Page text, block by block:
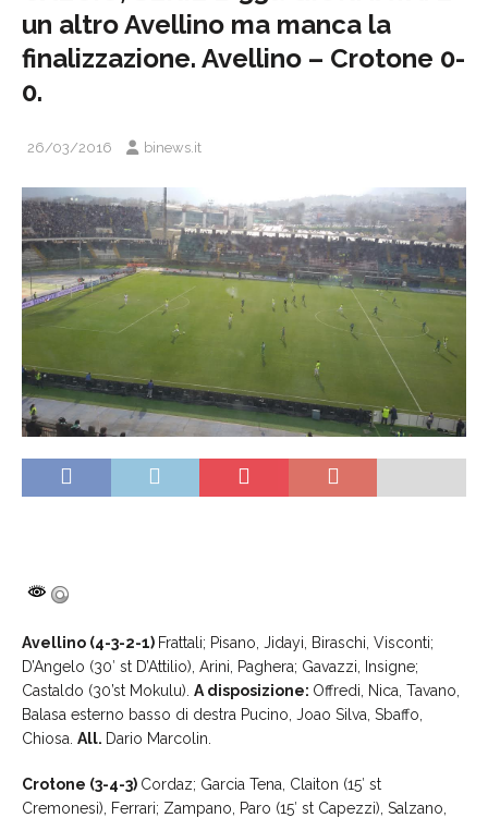
un altro Avellino ma manca la
finalizzazione. Avellino – Crotone 0-
0.
26/03/2016 binews.it
Avellino (4-3-2-1) Frattali; Pisano, Jidayi, Biraschi, Visconti;
D’Angelo (30′ st D’Attilio), Arini, Paghera; Gavazzi, Insigne;
Castaldo (30’st Mokulu). A disposizione: Offredi, Nica, Tavano,
Balasa esterno basso di destra Pucino, Joao Silva, Sbaffo,
Chiosa. All. Dario Marcolin.
Crotone (3-4-3) Cordaz; Garcia Tena, Claiton (15′ st
Cremonesi), Ferrari; Zampano, Paro (15′ st Capezzi), Salzano,